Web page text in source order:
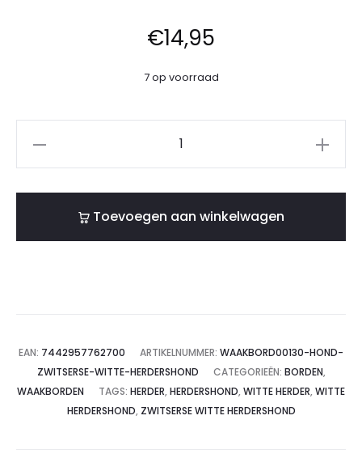
€14,95
7 op voorraad
Toevoegen aan winkelwagen
EAN: 7442957762700 ARTIKELNUMMER: WAAKBORD00130-HOND-
ZWITSERSE-WITTE-HERDERSHOND
CATEGORIEËN: BORDEN,
WAAKBORDEN
TAGS: HERDER, HERDERSHOND, WITTE HERDER, WITTE
HERDERSHOND, ZWITSERSE WITTE HERDERSHOND